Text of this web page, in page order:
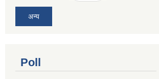
अन्य
Poll